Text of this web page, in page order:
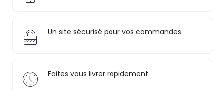
Un site sécurisé pour vos commandes.
Faites vous livrer rapidement.